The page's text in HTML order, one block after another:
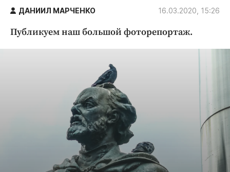
Народные новости
Авто и транспорт
Благоустройство
Недвижимость и ЖКХ
Образование
Общество
Происшествия
ДАНИИЛ МАРЧЕНКО 16.03.2020, 15:26
Публикуем наш большой фоторепортаж.